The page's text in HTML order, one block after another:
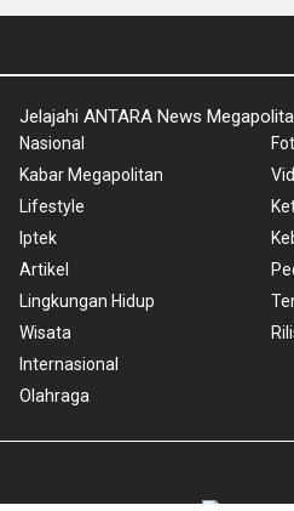
Jelajahi ANTARA News
Nasional
Kabar Megapolitan
Lifestyle
Iptek
Artikel
Lingkungan Hidup
Wisata
Internasional
Olahraga